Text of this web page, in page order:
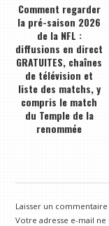
Comment regarder
la pré-saison 2026
de la NFL :
diffusions en direct
GRATUITES, chaînes
de télévision et
liste des matchs, y
compris le match
du Temple de la
renommée
Laisser un commentaire
Votre adresse e-mail ne